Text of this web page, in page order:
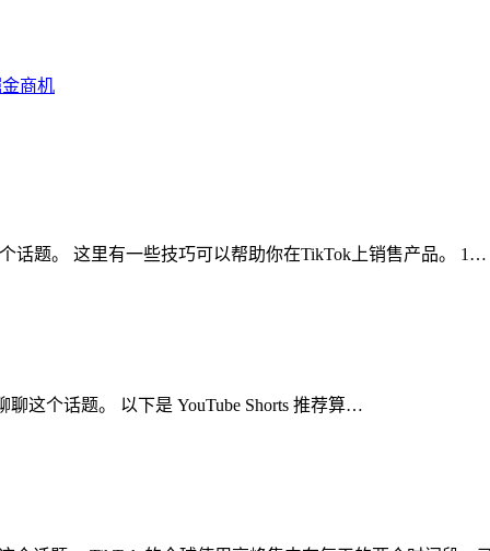
商机
话题。 这里有一些技巧可以帮助你在TikTok上销售产品。 1…
聊这个话题。 以下是 YouTube Shorts 推荐算…